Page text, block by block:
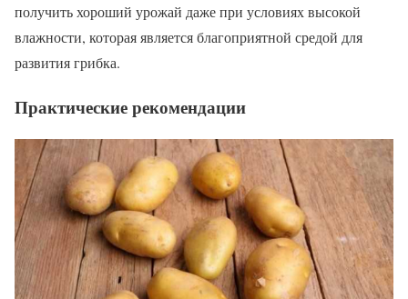
получить хороший урожай даже при условиях высокой
влажности, которая является благоприятной средой для
развития грибка.
Практические рекомендации